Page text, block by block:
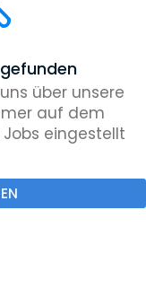
über unsere
auf dem
eingestellt